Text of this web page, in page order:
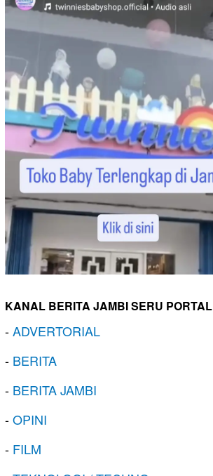
KANAL BERITA JAMBI SERU PORTAL
-ADVERTORIAL
- BERITA
- BERITA JAMBI
-OPINI
- FILM